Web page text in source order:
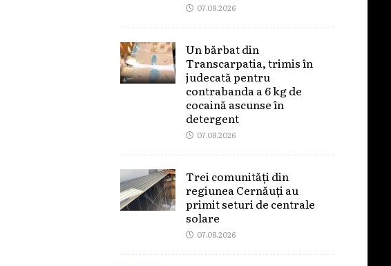
07.08.2026
Un bărbat din
Transcarpatia, trimis în
judecată pentru
contrabanda a 6 kg de
cocaină ascunse în
detergent
07.08.2026
Trei comunități din
regiunea Cernăuți au
primit seturi de centrale
solare
07.08.2026